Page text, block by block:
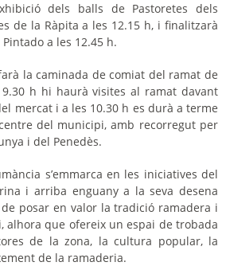
dels balls de Pastoretes dels
de la Ràpita a les 12.15 h, i finalitzarà
a les 12.45 h.
la caminada de comiat del ramat de
9.30 h hi haurà visites al ramat davant
mercat i a les 10.30 h es durà a terme
del municipi, amb recorregut per
i del Penedès.
s’emmarca en les iniciatives del
i arriba enguany a la seva desena
posar en valor la tradició ramadera i
alhora que ofereix un espai de trobada
de la zona, la cultura popular, la
de la ramaderia.